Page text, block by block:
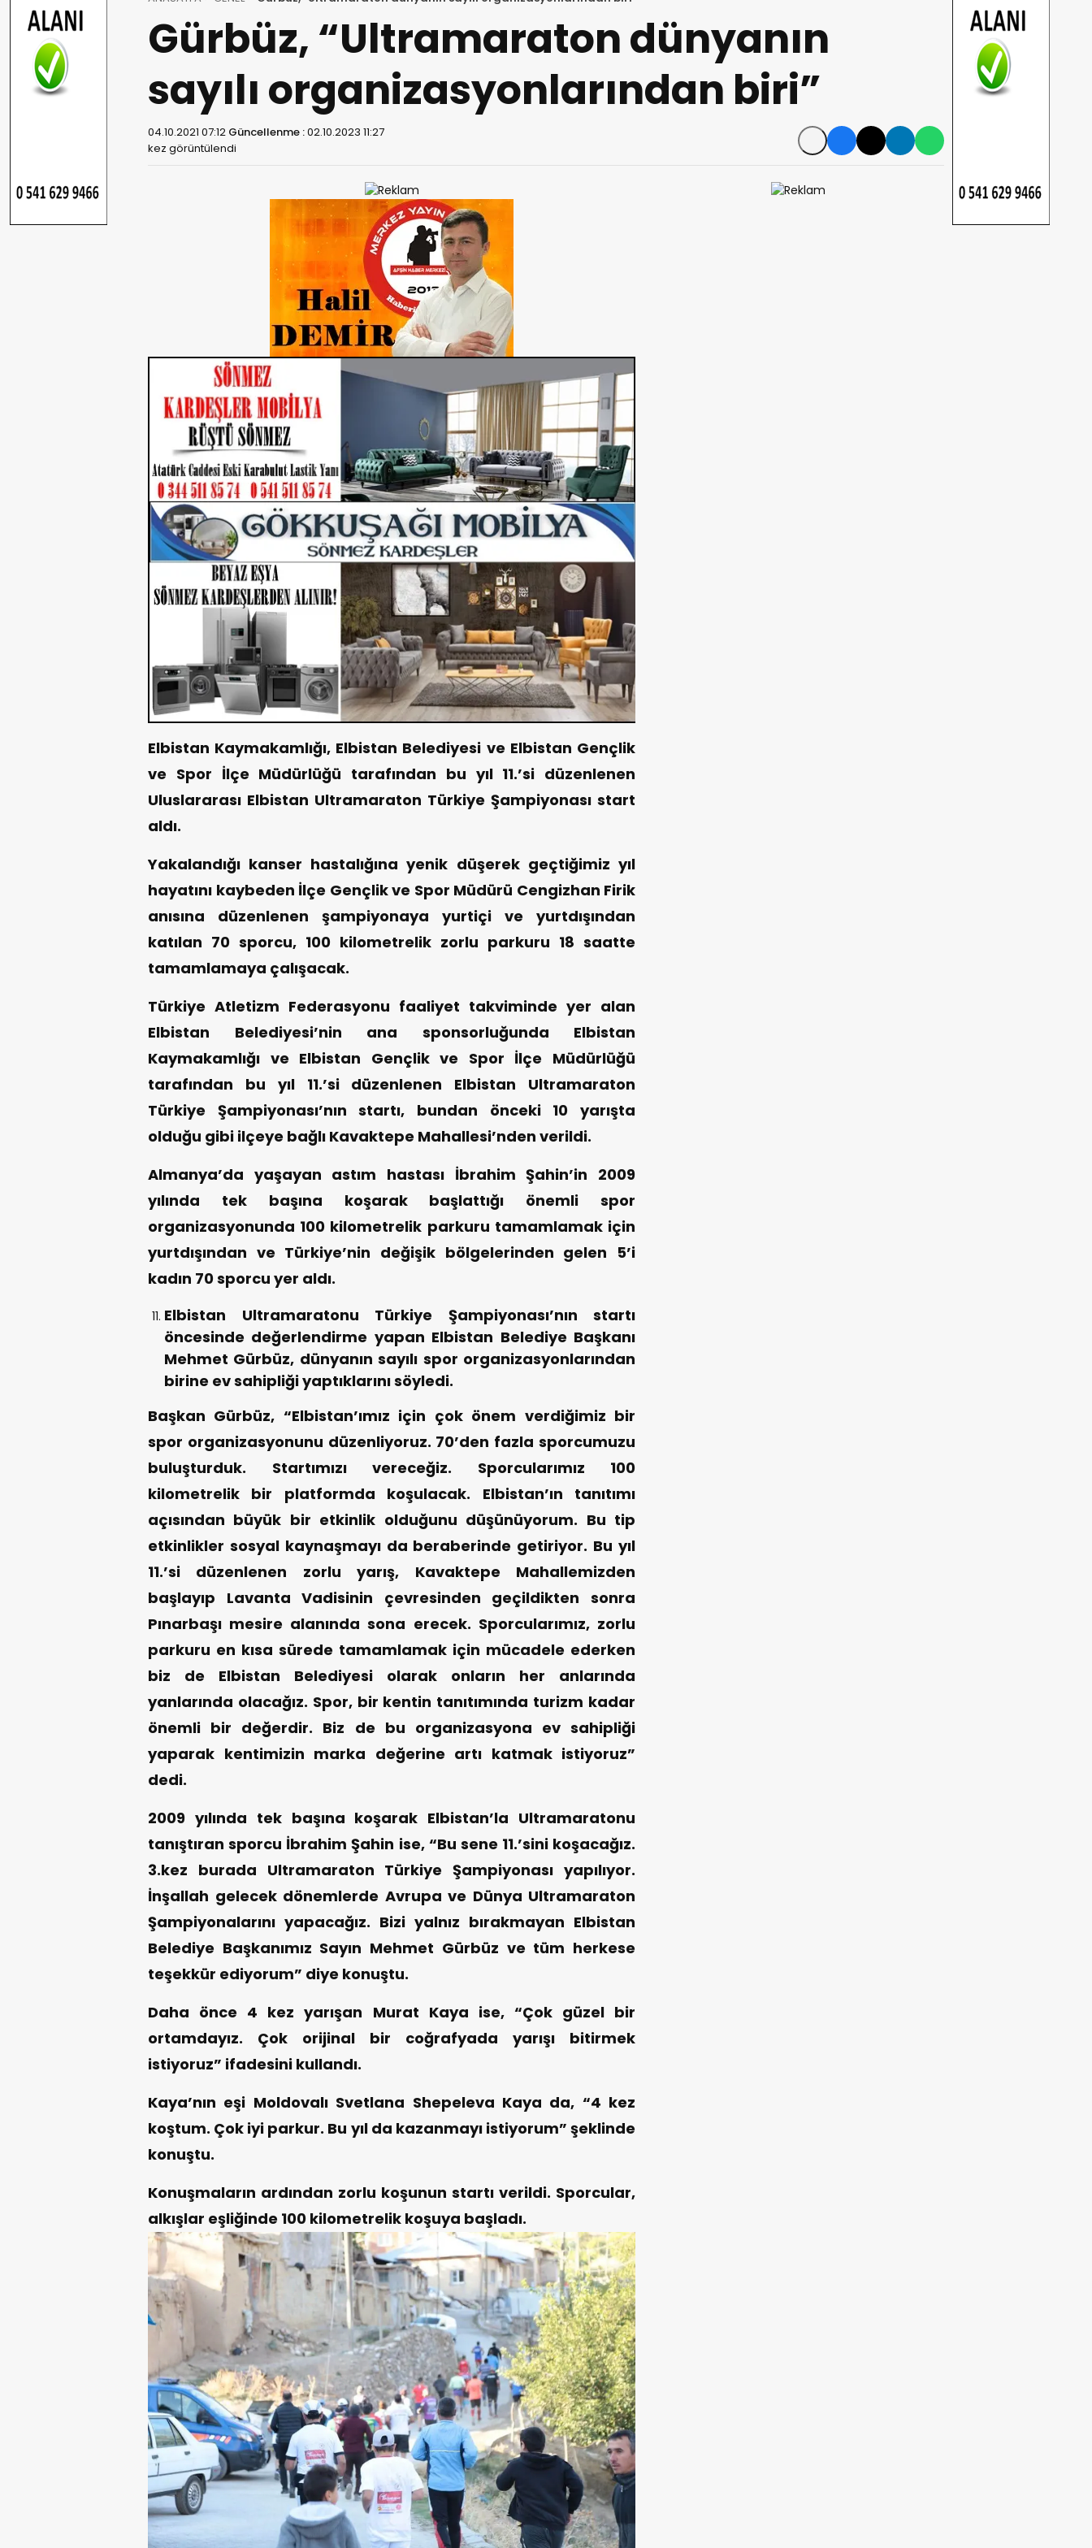
Gürbüz, “Ultramaraton dünyanın
sayılı organizasyonlarından biri”
04.10.2021 07:12 Güncellenme :02.10.2023 11:27
kez görüntülendi
Elbistan Kaymakamlığı, Elbistan Belediyesi ve Elbistan Gençlik
ve Spor İlçe Müdürlüğü tarafından bu yıl 11.’si düzenlenen
Uluslararası Elbistan Ultramaraton Türkiye Şampiyonası start
aldı.
Yakalandığı kanser hastalığına yenik düşerek geçtiğimiz yıl
hayatını kaybeden İlçe Gençlik ve Spor Müdürü Cengizhan Firik
anısına düzenlenen şampiyonaya yurtiçi ve yurtdışından
katılan 70 sporcu, 100 kilometrelik zorlu parkuru 18 saatte
tamamlamaya çalışacak.
Türkiye Atletizm Federasyonu faaliyet takviminde yer alan
Elbistan Belediyesi’nin ana sponsorluğunda Elbistan
Kaymakamlığı ve Elbistan Gençlik ve Spor İlçe Müdürlüğü
tarafından bu yıl 11.’si düzenlenen Elbistan Ultramaraton
Türkiye Şampiyonası’nın startı, bundan önceki 10 yarışta
olduğu gibi ilçeye bağlı Kavaktepe Mahallesi’nden verildi.
Almanya’da yaşayan astım hastası İbrahim Şahin’in 2009
yılında tek başına koşarak başlattığı önemli spor
organizasyonunda 100 kilometrelik parkuru tamamlamak için
yurtdışından ve Türkiye’nin değişik bölgelerinden gelen 5’i
kadın 70 sporcu yer aldı.
Elbistan Ultramaratonu Türkiye Şampiyonası’nın startı
öncesinde değerlendirme yapan Elbistan Belediye Başkanı
Mehmet Gürbüz, dünyanın sayılı spor organizasyonlarından
birine ev sahipliği yaptıklarını söyledi.
Başkan Gürbüz, “Elbistan’ımız için çok önem verdiğimiz bir
spor organizasyonunu düzenliyoruz. 70’den fazla sporcumuzu
buluşturduk. Startımızı vereceğiz. Sporcularımız 100
kilometrelik bir platformda koşulacak. Elbistan’ın tanıtımı
açısından büyük bir etkinlik olduğunu düşünüyorum. Bu tip
etkinlikler sosyal kaynaşmayı da beraberinde getiriyor. Bu yıl
11.’si düzenlenen zorlu yarış, Kavaktepe Mahallemizden
başlayıp Lavanta Vadisinin çevresinden geçildikten sonra
Pınarbaşı mesire alanında sona erecek. Sporcularımız, zorlu
parkuru en kısa sürede tamamlamak için mücadele ederken
biz de Elbistan Belediyesi olarak onların her anlarında
yanlarında olacağız. Spor, bir kentin tanıtımında turizm kadar
önemli bir değerdir. Biz de bu organizasyona ev sahipliği
yaparak kentimizin marka değerine artı katmak istiyoruz”
dedi.
2009 yılında tek başına koşarak Elbistan’la Ultramaratonu
tanıştıran sporcu İbrahim Şahin ise, “Bu sene 11.’sini koşacağız.
3.kez burada Ultramaraton Türkiye Şampiyonası yapılıyor.
İnşallah gelecek dönemlerde Avrupa ve Dünya Ultramaraton
Şampiyonalarını yapacağız. Bizi yalnız bırakmayan Elbistan
Belediye Başkanımız Sayın Mehmet Gürbüz ve tüm herkese
teşekkür ediyorum” diye konuştu.
Daha önce 4 kez yarışan Murat Kaya ise, “Çok güzel bir
ortamdayız. Çok orijinal bir coğrafyada yarışı bitirmek
istiyoruz” ifadesini kullandı.
Kaya’nın eşi Moldovalı Svetlana Shepeleva Kaya da, “4 kez
koştum. Çok iyi parkur. Bu yıl da kazanmayı istiyorum” şeklinde
konuştu.
Konuşmaların ardından zorlu koşunun startı verildi. Sporcular,
alkışlar eşliğinde 100 kilometrelik koşuya başladı.